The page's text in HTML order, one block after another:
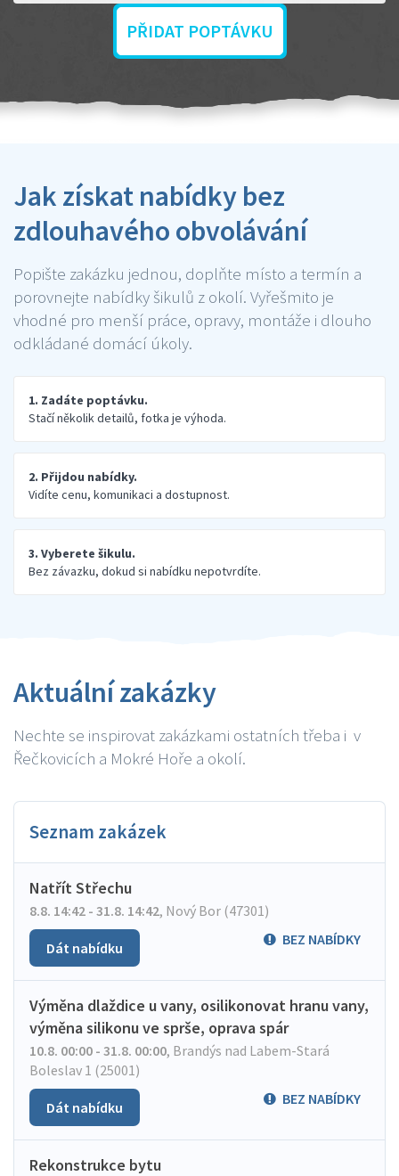
PŘIDAT POPTÁVKU
Jak získat nabídky bez
zdlouhavého obvolávání
Popište zakázku jednou, doplňte místo a termín a
porovnejte nabídky šikulů z okolí. Vyřešmito je
vhodné pro menší práce, opravy, montáže i dlouho
odkládané domácí úkoly.
1. Zadáte poptávku.
Stačí několik detailů, fotka je výhoda.
2. Přijdou nabídky.
Vidíte cenu, komunikaci a dostupnost.
3. Vyberete šikulu.
Bez závazku, dokud si nabídku nepotvrdíte.
Aktuální zakázky
Nechte se inspirovat zakázkami ostatních třeba i v
Řečkovicích a Mokré Hoře a okolí.
Seznam zakázek
Natřít Střechu
8.8. 14:42 - 31.8. 14:42, Nový Bor (47301)
BEZ NABÍDKY
Dát nabídku
Výměna dlaždice u vany, osilikonovat hranu vany,
výměna silikonu ve sprše, oprava spár
10.8. 00:00 - 31.8. 00:00, Brandýs nad Labem-Stará
Boleslav 1 (25001)
BEZ NABÍDKY
Dát nabídku
Rekonstrukce bytu